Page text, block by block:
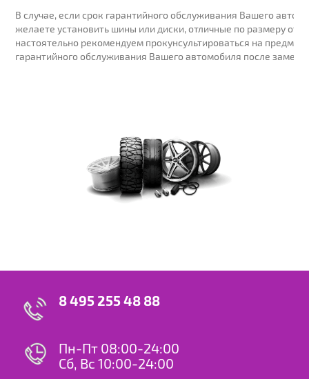
В случае, если срок гарантийного обслуживания Вашего
желаете установить шины или диски, отличные по размеру от
настоятельно рекомендуем прокунсультироваться на предмет
гарантийного обслуживания Вашего автомобиля после
8 495 255 48 88
Пн-Пт 08:00-24:00
Сб, Вс 10:00-24:00